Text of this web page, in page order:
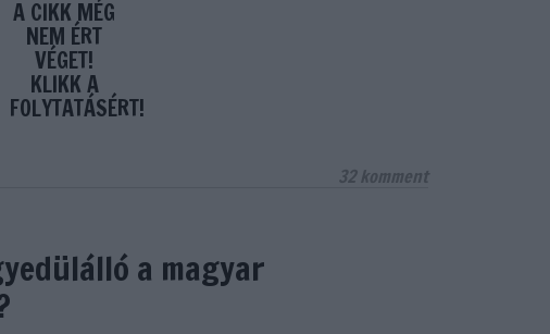
A CIKK MÉG
NEM ÉRT
VÉGET!
KLIKK A
FOLYTATÁSÉRT!
32komment
a magyar